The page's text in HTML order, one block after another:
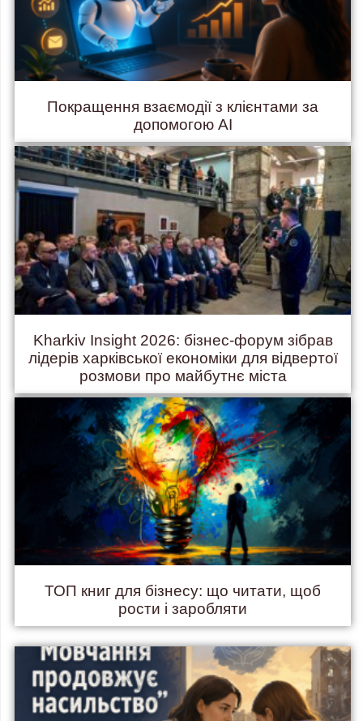
Покращення взаємодії з клієнтами за
допомогою AI
Kharkiv Insight 2026: бізнес-форум зібрав
лідерів харківської економіки для відвертої
розмови про майбутнє міста
ТОП книг для бізнесу: що читати, щоб
рости і заробляти